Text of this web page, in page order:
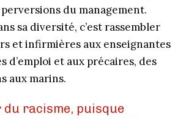
du management.
sa diversité, c’est rassembler
et infirmières aux enseignantes
d’emploi et aux précaires, des
aux marins.
du racisme, puisque